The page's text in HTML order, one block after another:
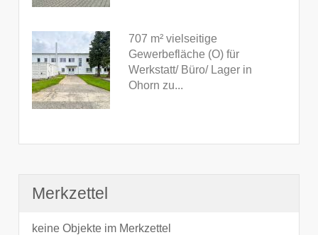
707 m² vielseitige
Gewerbefläche (O) für
Werkstatt/ Büro/ Lager in
Ohorn zu...
Merkzettel
keine Objekte im Merkzettel